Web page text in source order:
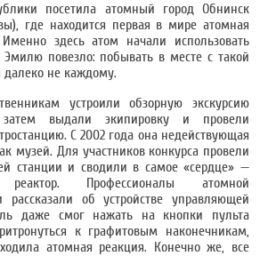
посетила атомный город Обнинск
где находится первая в мире атомная
Именно здесь атом начали использовать
повезло: побывать в месте с такой
далеко не каждому.
устроили обзорную экскурсию
выдали экипировку и провели
С 2002 года она недействующая
музей. Для участников конкурса провели
станции и сводили в самое «сердце» —
Профессионалы атомной
рассказали об устройстве управляющей
даже смог нажать на кнопки пульта
к графитовым наконечникам,
атомная реакция. Конечно же, все